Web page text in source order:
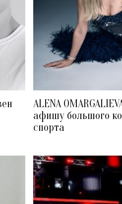
ALENA
афишу большого
спорта